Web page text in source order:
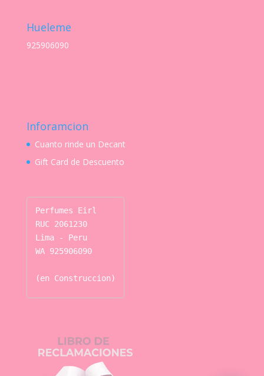
Hueleme
925906090
Inforamcion
Cuanto rinde un Decant
Gift Card de Descuento
Perfumes Eirl
RUC 2061230
Lima - Peru
WA 925906090
(en Construccion)